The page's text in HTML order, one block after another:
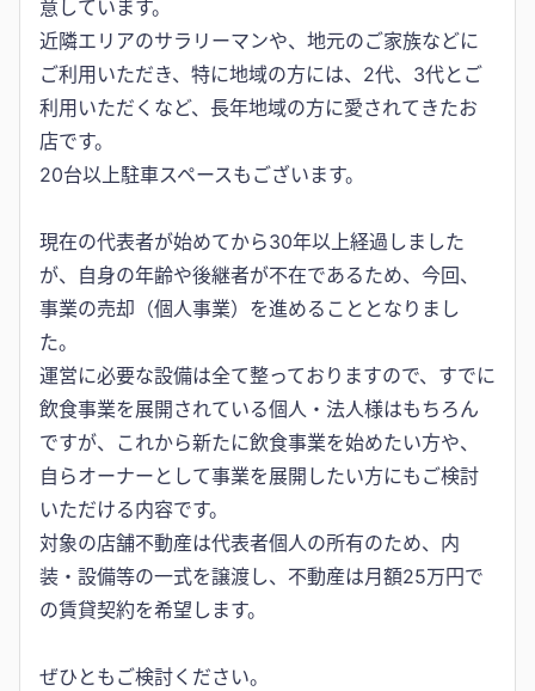
意しています。
近隣エリアのサラリーマンや、地元のご家族などに
ご利用いただき、特に地域の方には、2代、3代とご
利用いただくなど、長年地域の方に愛されてきたお
店です。
20台以上駐車スペースもございます。
現在の代表者が始めてから30年以上経過しました
が、自身の年齢や後継者が不在であるため、今回、
事業の売却（個人事業）を進めることとなりまし
た。
運営に必要な設備は全て整っておりますので、すでに
飲食事業を展開されている個人・法人様はもちろん
ですが、これから新たに飲食事業を始めたい方や、
自らオーナーとして事業を展開したい方にもご検討
いただける内容です。
対象の店舗不動産は代表者個人の所有のため、内
装・設備等の一式を譲渡し、不動産は月額25万円で
の賃貸契約を希望します。
ぜひともご検討ください。